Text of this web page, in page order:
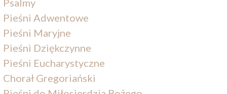
Psalmy
Pieśni Adwentowe
Pieśni Maryjne
Pieśni Dziękczynne
Pieśni Eucharystyczne
Chorał Gregoriański